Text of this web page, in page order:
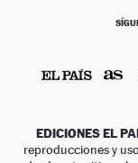
EDICIONES EL
reproducciones y